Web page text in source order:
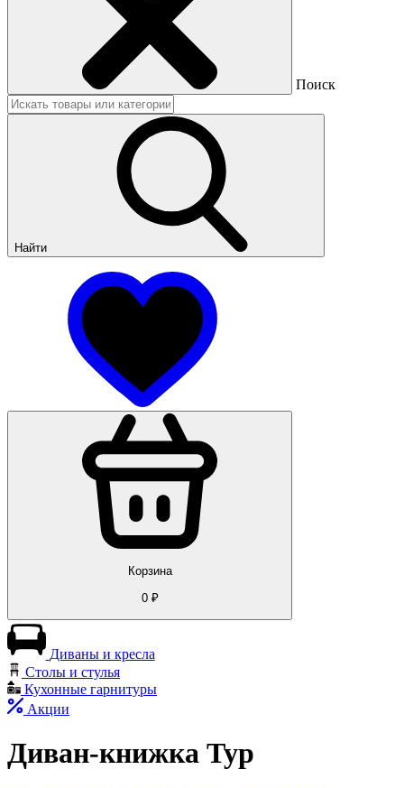
Поиск
Найти
Корзина
0₽
Диваны и кресла
Столы и стулья
Кухонные гарнитуры
Акции
Диван-книжка Тур